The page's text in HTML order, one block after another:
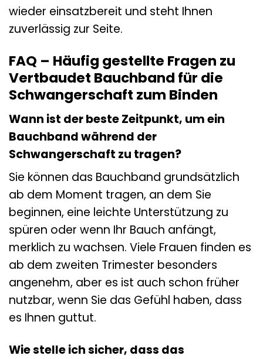
wieder einsatzbereit und steht Ihnen
zuverlässig zur Seite.
FAQ – Häufig gestellte Fragen zu
Vertbaudet Bauchband für die
Schwangerschaft zum Binden
Wann ist der beste Zeitpunkt, um ein
Bauchband während der
Schwangerschaft zu tragen?
Sie können das Bauchband grundsätzlich
ab dem Moment tragen, an dem Sie
beginnen, eine leichte Unterstützung zu
spüren oder wenn Ihr Bauch anfängt,
merklich zu wachsen. Viele Frauen finden es
ab dem zweiten Trimester besonders
angenehm, aber es ist auch schon früher
nutzbar, wenn Sie das Gefühl haben, dass
es Ihnen guttut.
Wie stelle ich sicher, dass das